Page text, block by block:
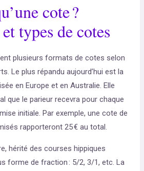
cote ?
types de cotes
plusieurs formats de cotes selon
Le plus répandu aujourd’hui est la
en Europe et en Australie. Elle
que le parieur recevra pour chaque
initiale. Par exemple, une cote de
rapporteront 25 € au total.
hérité des courses hippiques
forme de fraction : 5/2, 3/1, etc. La